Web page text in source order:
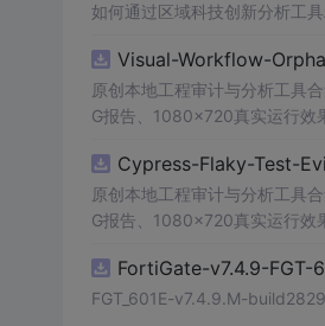
如何通过区域科技创新分析工
Visual-Workflow-
原创本地工程审计与分析工具
G报告、1080×720真实运行效
源码、Logo、官方截图、论文
Cypress-Flaky-Test-
原创本地工程审计与分析工具
G报告、1080×720真实运行效
源码、Logo、官方截图、论文
FortiGate-v7.4.9-FGT-
FGT_601E-v7.4.9.M-